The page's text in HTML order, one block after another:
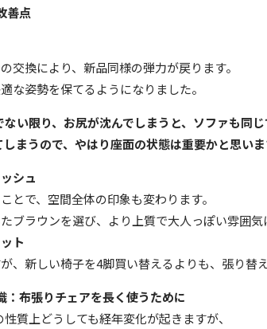
善点
交換により、新品同様の弾力が戻ります。
な姿勢を保てるようになりました。
い限り、お尻が沈んでしまうと、ソファも同
まうので、やはり座面の状態は重要かと思いま
シュ
とで、空間全体の印象も変わります。
ブラウンを選び、より上質で大人っぽい雰囲気
ト
、新しい椅子を4脚買い替えるよりも、張り替
：布張りチェアを長く使うために
質上どうしても経年変化が起きますが、